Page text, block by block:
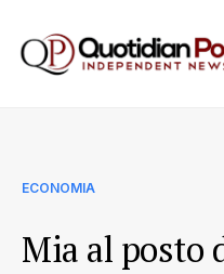
ECONOMIA
Mia al posto